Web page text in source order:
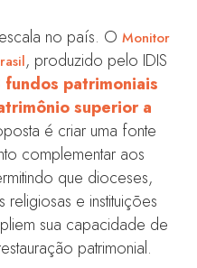
no país. O Monitor
, produzido pelo IDIS
fundos patrimoniais
superior a
é criar uma fonte
complementar aos
que dioceses,
e instituições
sua capacidade de
patrimonial.